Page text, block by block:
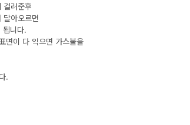
러준후
아오르면
됩니다.
면이 다 익으면 가스불을
.